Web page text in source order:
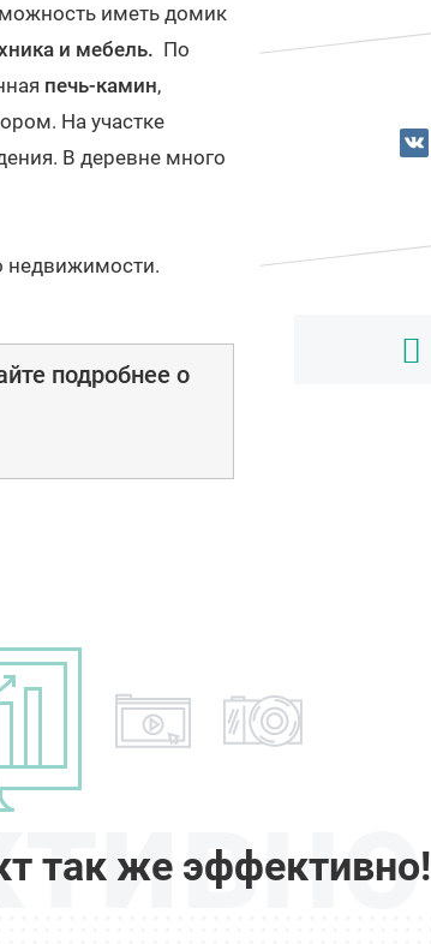
иметь домик
и мебель. По
печь-камин,
На участке
В деревне много
недвижимости.
подробнее о
так же эффективно!